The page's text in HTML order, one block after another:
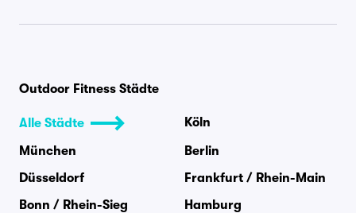
Outdoor Fitness Städte
Alle Städte
Köln
München
Berlin
Düsseldorf
Frankfurt / Rhein-Main
Bonn / Rhein-Sieg
Hamburg